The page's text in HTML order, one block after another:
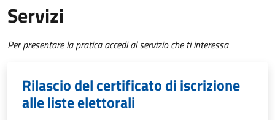
Servizi
Per presentare la pratica accedi al servizio che ti interessa
Rilascio del certificato di iscrizione
alle liste elettorali